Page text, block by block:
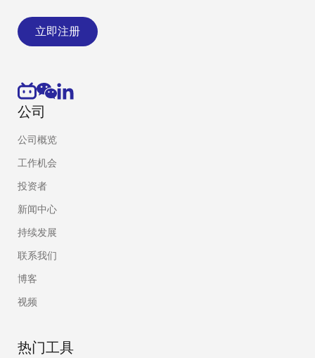
立即注册
公司
公司概览
工作机会
投资者
新闻中心
持续发展
联系我们
博客
视频
热门工具